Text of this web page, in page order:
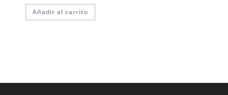
Añadir al carrito